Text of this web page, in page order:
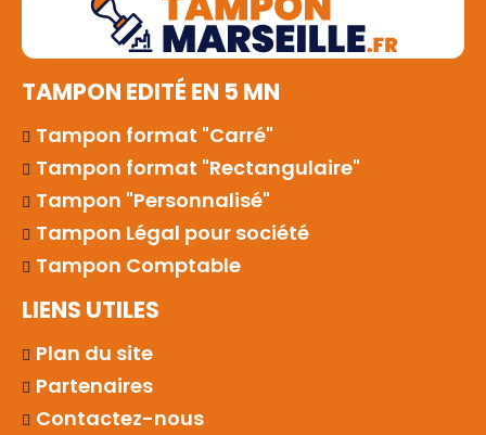
TAMPON EDITÉ EN 5 MN
Tampon format "Carré"
Tampon format "Rectangulaire"
Tampon "Personnalisé"
Tampon Légal pour société
Tampon Comptable
LIENS UTILES
Plan du site
Partenaires
Contactez-nous